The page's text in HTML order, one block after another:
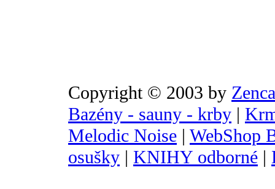
Copyright © 2003 by
Bazény - sauny - krby |
Melodic Noise | WebShop
osušky | KNIHY odborné |